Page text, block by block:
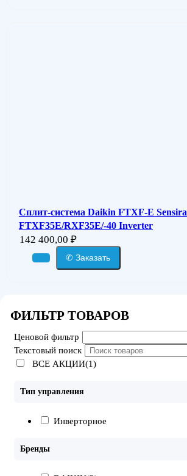
Сплит-система Daikin FTXF-E Sensira
FTXF35E/RXF35E/-40 Inverter
142 400,00 ₽
✆ Заказать
ФИЛЬТР ТОВАРОВ
Ценовой фильтр
Текстовый поиск
ВСЕ АКЦИИ(1)
Тип управления
Инверторное
Бренды